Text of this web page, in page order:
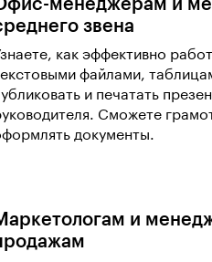
менеджерам и
звена
как эффективно
файлами,
и печатать
Сможете
документы.
и